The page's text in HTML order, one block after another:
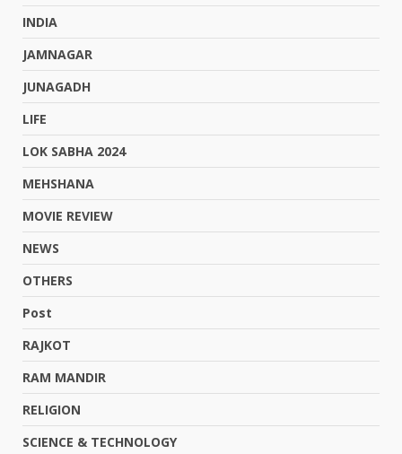
INDIA
JAMNAGAR
JUNAGADH
LIFE
LOK SABHA 2024
MEHSHANA
MOVIE REVIEW
NEWS
OTHERS
Post
RAJKOT
RAM MANDIR
RELIGION
SCIENCE & TECHNOLOGY